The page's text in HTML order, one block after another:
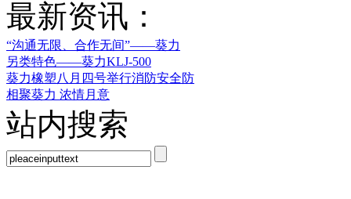
最新资讯：
“沟通无限、合作无间”——葵力
另类特色——葵力KLJ-500
葵力橡塑八月四号举行消防安全防
相聚葵力 浓情月意
站内搜索